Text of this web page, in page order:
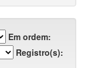
Em ordem:
Registro(s):